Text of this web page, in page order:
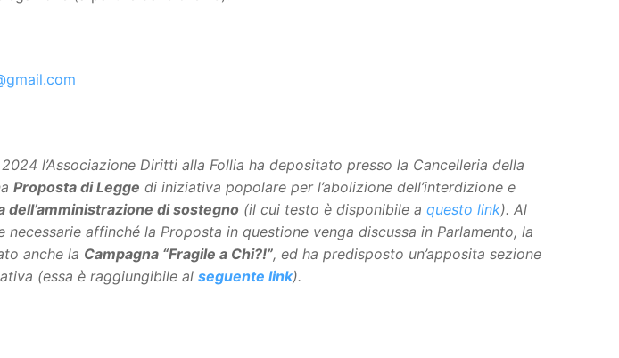
l’Associazione Diritti alla Follia ha depositato presso la Cancelleria della
Proposta di Legge di iniziativa popolare per l’abolizione dell’interdizione e
dell’amministrazione di sostegno (il cui testo è disponibile a questo link). Al
affinché la Proposta in questione venga discussa in Parlamento, la
anche la Campagna “Fragile a Chi?!”, ed ha predisposto un’apposita sezione
(essa è raggiungibile al seguente link).